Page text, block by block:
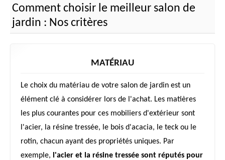
Comment choisir le meilleur salon de
jardin : Nos critères
MATÉRIAU
Le choix du matériau de votre salon de jardin est un
élément clé à considérer lors de l'achat. Les matières
les plus courantes pour ces mobiliers d'extérieur sont
l'acier, la résine tressée, le bois d'acacia, le teck ou le
rotin, chacun ayant des propriétés uniques. Par
exemple,
l'acier et la résine tressée sont réputés pour